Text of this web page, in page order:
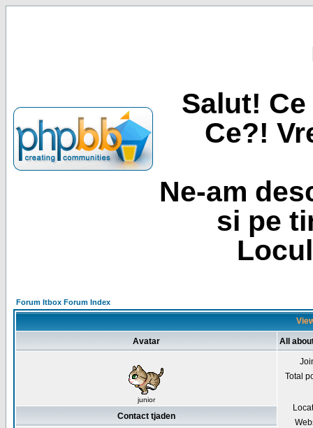
Salut!
Ce?!
Ne-am
si pe
Forum Itbox Forum Index
Avatar All
junior
Total
Contact tjaden